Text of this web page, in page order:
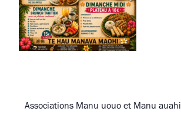
Associations Manu uouo et Manu auahi